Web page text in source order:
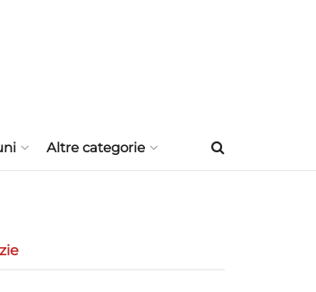
Altre categorie